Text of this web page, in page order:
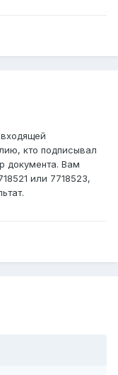
кто подписывал
документа. Вам
или 7718523,